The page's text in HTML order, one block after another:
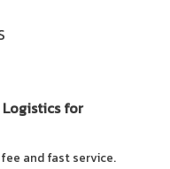
Logistics for
fee and fast service.